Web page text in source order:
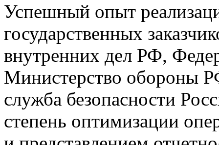
Успешный опыт
государственных
внутренних дел РФ,
Министерство обороны
служба безопасности
степень оптимизации